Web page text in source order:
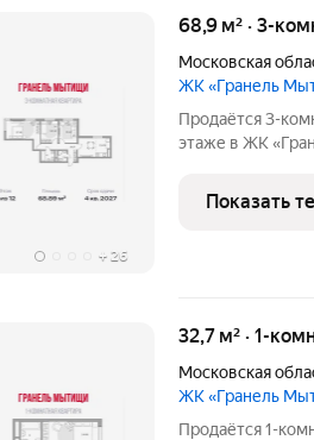
+ 26
68,9 м² · 3-
Московская
ЖК «Гранель
Продаётся 3-
этаже в ЖК
Современный
комплексного
Показать
32,7 м² · 1-
Московская
ЖК «Гранель
Продаётся 1-